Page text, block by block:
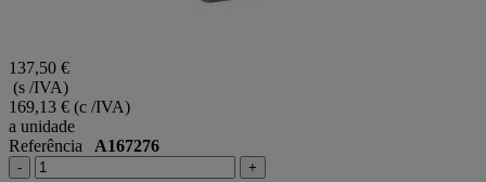
137,50 €
(s /IVA)
169,13 € (c /IVA)
a unidade
Referência A167276
- +